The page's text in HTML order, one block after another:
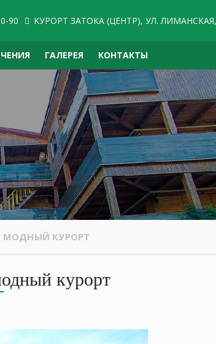
90 KУРОРТ ЗАТОКА (ЦЕНТР), УЛ.
ГАЛЕРЕЯ КОНТАКТЫ
КУРОРТ
курорт